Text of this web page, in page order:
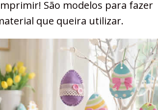
São modelos para fazer
que queira utilizar.